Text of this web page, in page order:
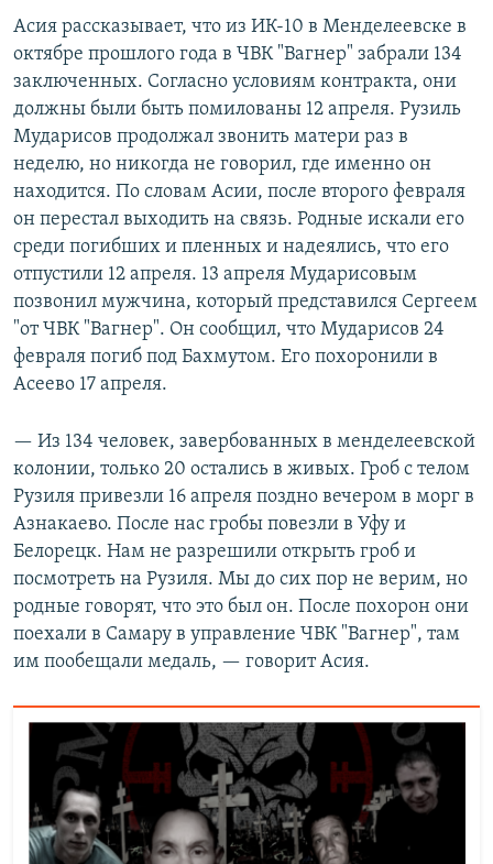
Асия рассказывает, что из ИК-10 в Менделеевске в
октябре прошлого года в ЧВК "Вагнер" забрали 134
заключенных. Согласно условиям контракта, они
должны были быть помилованы 12 апреля. Рузиль
Мударисов продолжал звонить матери раз в
неделю, но никогда не говорил, где именно он
находится. По словам Асии, после второго февраля
он перестал выходить на связь. Родные искали его
среди погибших и пленных и надеялись, что его
отпустили 12 апреля. 13 апреля Мударисовым
позвонил мужчина, который представился Сергеем
"от ЧВК "Вагнер". Он сообщил, что Мударисов 24
февраля погиб под Бахмутом. Его похоронили в
Асеево 17 апреля.
— Из 134 человек, завербованных в менделеевской
колонии, только 20 остались в живых. Гроб с телом
Рузиля привезли 16 апреля поздно вечером в морг в
Азнакаево. После нас гробы повезли в Уфу и
Белорецк. Нам не разрешили открыть гроб и
посмотреть на Рузиля. Мы до сих пор не верим, но
родные говорят, что это был он. После похорон они
поехали в Самару в управление ЧВК "Вагнер", там
им пообещали медаль, — говорит Асия.